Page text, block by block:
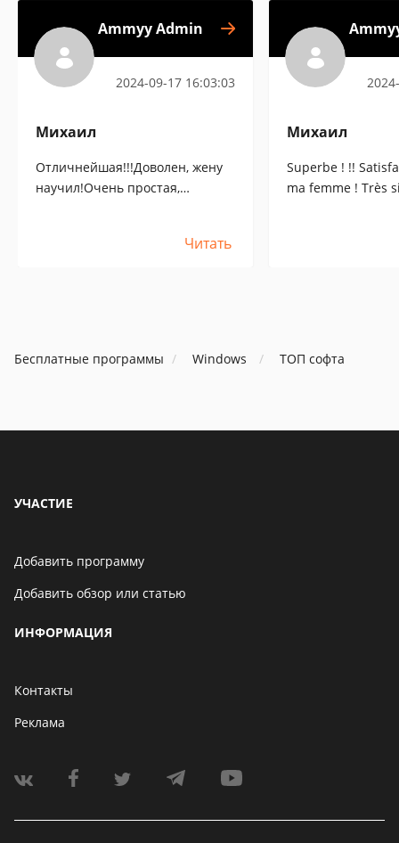
Ammyy Admin
2024-09-17 16:03:03
Михаил
Отличнейшая!!!Доволен, жену
научил!Очень простая,
Читать
Михаил
Superbe ! !!
ma femme ! Très
Бесплатные программы Windows ТОП софта
УЧАСТИЕ
Добавить программу
Добавить обзор или статью
ИНФОРМАЦИЯ
Контакты
Реклама